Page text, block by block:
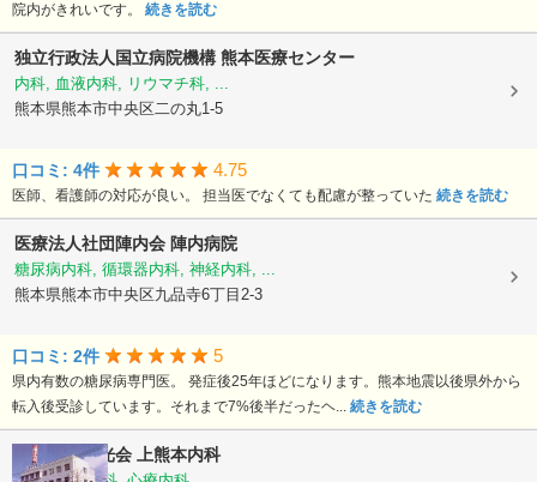
院内がきれいです。 続きを読む
独立行政法人国立病院機構熊本医療センター
内科, 血液内科, リウマチ科, ...
熊本県熊本市中央区二の丸1-5
口コミ: 4件 4.75
医師、看護師の対応が良い。 担当医でなくても配慮が整っていた 続きを読む
医療法人社団陣内会 陣内病院
糖尿病内科, 循環器内科, 神経内科, ...
熊本県熊本市中央区九品寺6丁目2-3
口コミ: 2件 5
県内有数の糖尿病専門医。 発症後25年ほどになります。熊本地震以後県外から
転入後受診しています。それまで7%後半だったヘ... 続きを読む
医療法人陽光会 上熊本内科